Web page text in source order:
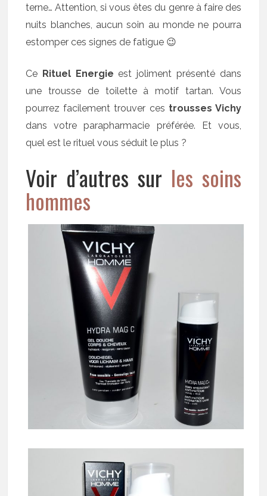
terne… Attention, si vous êtes du genre à faire des
nuits blanches, aucun soin au monde ne pourra
estomper ces signes de fatigue 😉
Ce Rituel Energie est joliment présenté dans
une trousse de toilette à motif tartan. Vous
pourrez facilement trouver ces trousses Vichy
dans votre parapharmacie préférée. Et vous,
quel est le rituel vous séduit le plus ?
Voir d’autres sur les soins
hommes